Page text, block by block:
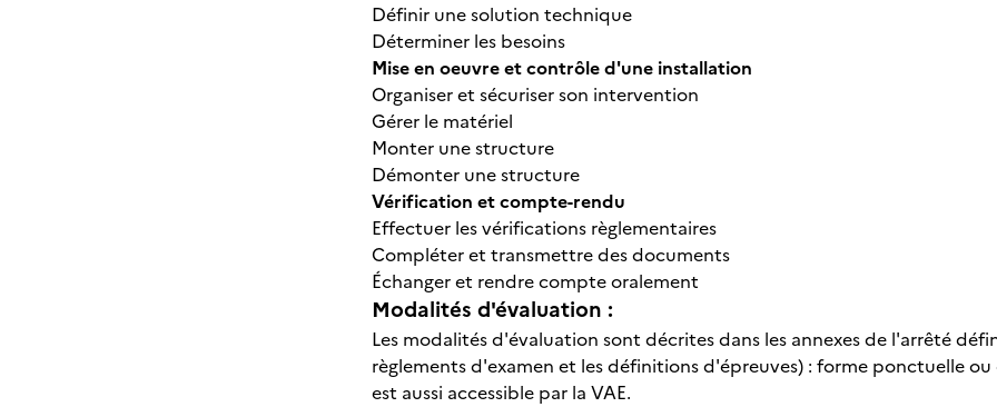
Définir une solution technique
Déterminer les besoins
Mise en oeuvre et contrôle d'une installation
Organiser et sécuriser son intervention
Gérer le matériel
Monter une structure
Démonter une structure
Vérification et compte-rendu
Effectuer les vérifications règlementaires
Compléter et transmettre des documents
Échanger et rendre compte oralement
Modalités d'évaluation :
Les modalités d'évaluation sont décrites dans les annexes de l'arrêté
règlements d'examen et les définitions d'épreuves) : forme ponctuelle
est aussi accessible par la VAE.